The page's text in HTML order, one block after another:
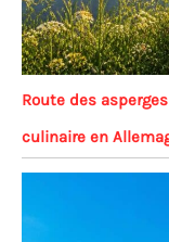
Route des
culinaire en